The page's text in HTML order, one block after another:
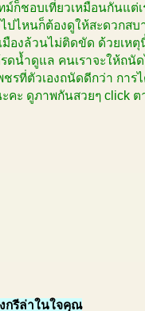
ม์ก็ชอบเที่ยวเหมือนกันแต่
ปไหนก็ต้องดูให้สะดวกส
มืองล้วนไม่ติดขัด ด้วยเห
ดน้ำดูแล คนเราจะให้ถนั
รที่ตัวเองถนัดดีกว่า การ
คะ ดูภาพกันสวยๆ click ต
กรีล่าในใจคุณ